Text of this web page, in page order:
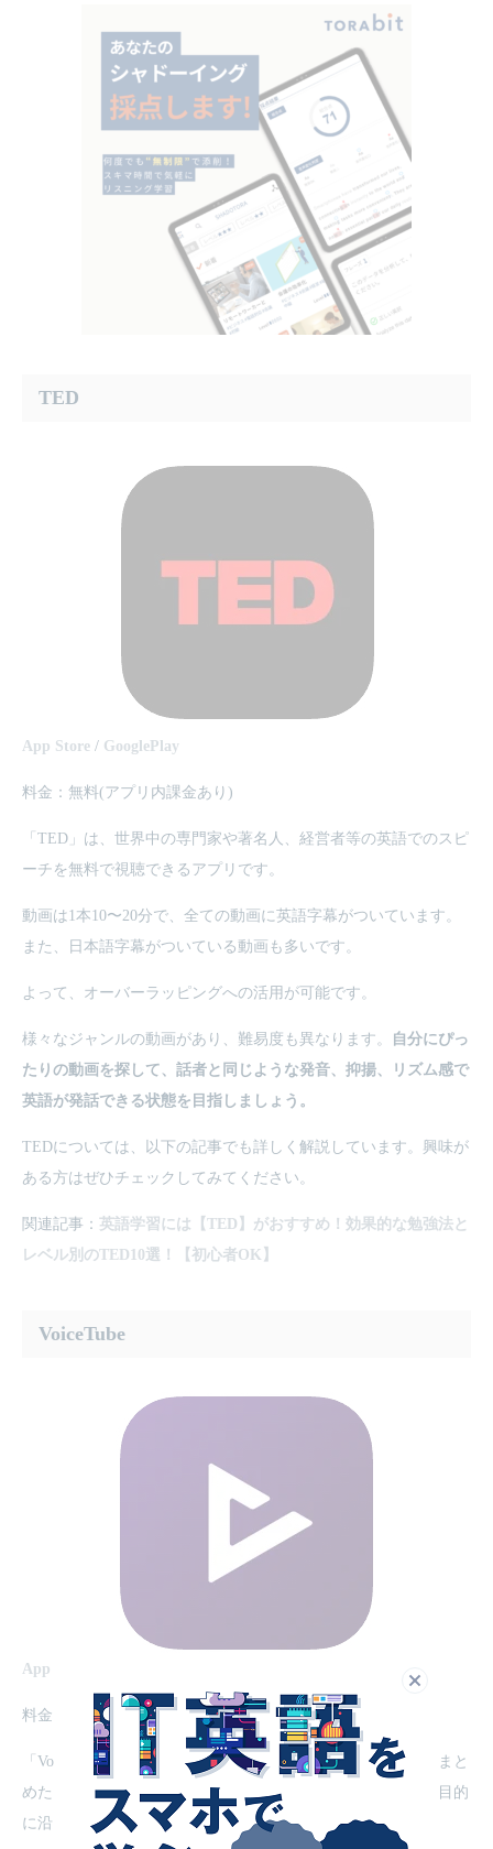
TED
App Store / GooglePlay
料金：無料(アプリ内課金あり)
「TED」は、世界中の専門家や著名人、経営者等の英語でのスピ
ーチを無料で視聴できるアプリです。
動画は1本10〜20分で、全ての動画に英語字幕がついています。
また、日本語字幕がついている動画も多いです。
よって、オーバーラッピングへの活用が可能です。
様々なジャンルの動画があり、難易度も異なります。
自分にぴっ
たりの動画を探して、話者と同じような発音、抑揚、リズム感で
英語が発話できる状態を目指しましょう。
TEDについては、以下の記事でも詳しく解説しています。興味が
ある方はぜひチェックしてみてください。
関連記事： 英語学習には【TED】がおすすめ！効果的な勉強法と
レベル別のTED10選！【初心者OK】
VoiceTube
App Store
料金：無料(アプリ内課金あり)
「VoiceTube」は、YouTube動画を英語学習がしやすいようにまと
めたアプリです。8000以上の動画が用意されており、興味や目的
に沿って気になる動画を視聴できます。